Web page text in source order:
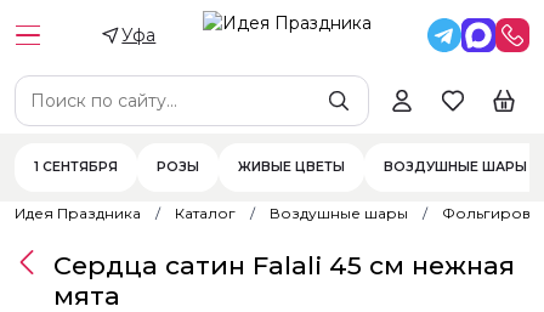
Уфа
1 СЕНТЯБРЯ РОЗЫ ЖИВЫЕ ЦВЕТЫ ВОЗДУШНЫЕ ШАРЫ
Идея Праздника Каталог Воздушные шары
Сердца сатин Falali 45 см нежная
мята